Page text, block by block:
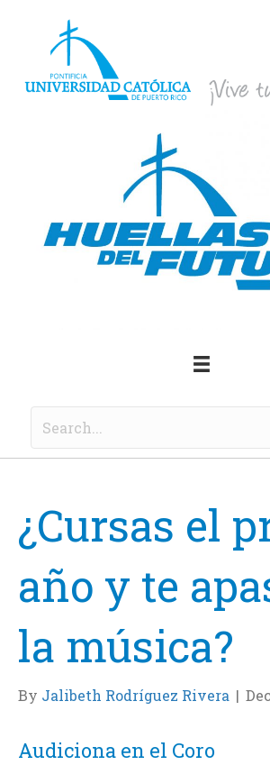
¿Cursas el
año y te
la música?
By Jalibeth Rodríguez Rivera |
Audiciona en el Coro